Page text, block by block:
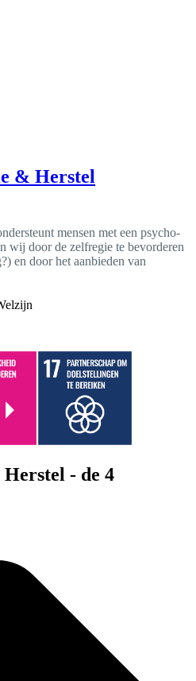
& Herstel
mensen met een psycho-
wij door de zelfregie te bevorderen
en door het aanbieden van
- de 4